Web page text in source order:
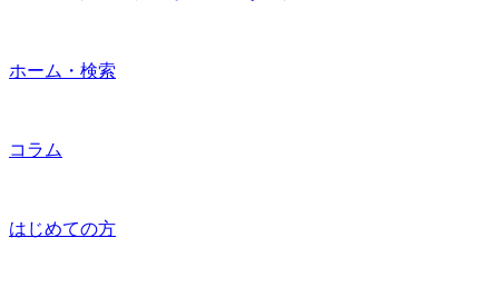
ホーム・検索
コラム
はじめての方